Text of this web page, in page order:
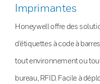
Imprimantes
Honeywell offre des
d’étiquettes à code à
tout environnement ou
bureau, RFID. Facile à